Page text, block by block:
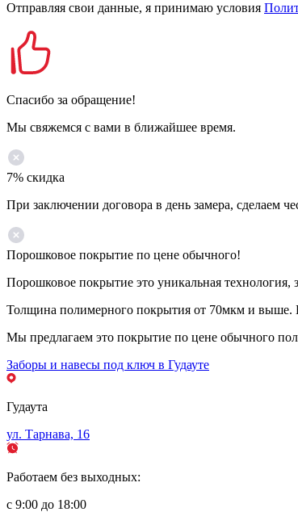
Отправляя свои данные, я принимаю условия
Спасибо за обращение!
Мы свяжемся с вами в ближайшее время.
7% скидка
При заключении договора в день замера, сделаем
Порошковое покрытие по цене обычного!
Порошковое покрытие это уникальная
Толщина полимерного покрытия от 70мкм и выше.
Мы предлагаем это покрытие по цене обычного
Заборы и навесы под ключ в Гудауте
Гудаута
ул. Тарнава, 16
Работаем без выходных:
с 9:00 до 18:00